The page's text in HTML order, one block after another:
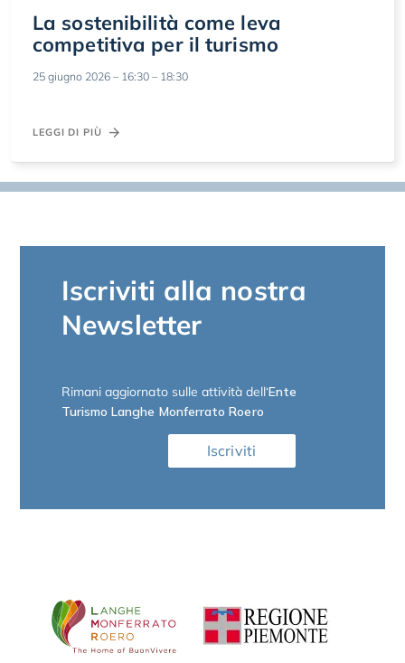
La sostenibilità come leva
competitiva per il turismo
25 giugno 2026 – 16:30 – 18:30
LEGGI DI PIÙ
Iscriviti alla nostra
Newsletter
Rimani aggiornato sulle attività dell‘Ente
Turismo Langhe Monferrato Roero
Iscriviti